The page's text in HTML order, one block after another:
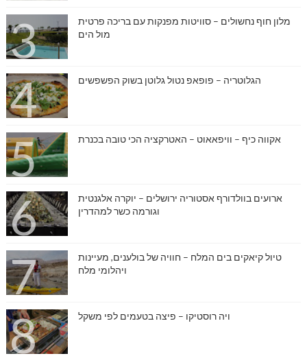
מלון חוף נחשולים – סוויטות מפנקות עם בריכה פרטית
מול הים
הגלוטריה – פופאפ נטול גלוטן בשוק הפשפשים
אקווה כיף – וויפאאוט – האטרקציה הכי טובה בכנרת
ארועים בוולדורף אסטוריה ירושלים – יוקרה אלגנטית
וגורמה כשר למהדרין
טיול קיאקים בים המלח – חוויה של בולענים, מעיינות
ויהלומי מלח
ויה רוסטיקו – פיצה בטעמים לפי משקל